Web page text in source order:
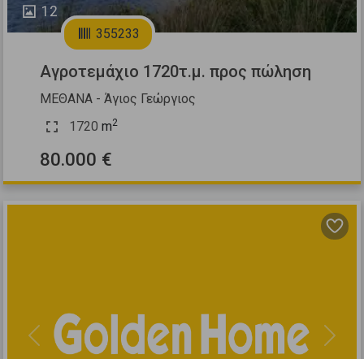
12
355233
Αγροτεμάχιο 1720τ.μ. προς πώληση
ΜΕΘΑΝΑ - Άγιος Γεώργιος
1720 m2
80.000 €
Previous Next